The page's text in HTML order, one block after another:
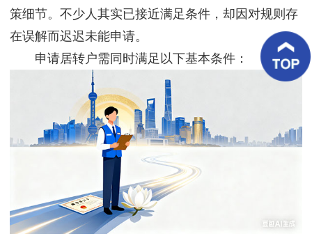
客
户
案
例
新
联
系
策细节。不少人其实已接近满足条件，却因对规则存
在误解而迟迟未能申请。
申请居转户需同时满足以下基本条件：